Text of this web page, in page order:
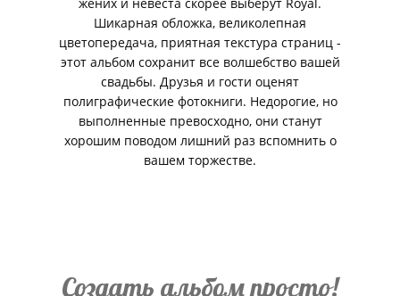
Шикарная обложка, великолепная
цветопередача, приятная текстура страниц -
этот альбом сохранит все волшебство вашей
свадьбы. Друзья и гости оценят
полиграфические фотокниги. Недорогие, но
выполненные превосходно, они станут
хорошим поводом лишний раз вспомнить о
вашем торжестве.
Создать альбом просто!